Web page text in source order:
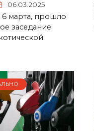
06.03.2025
6 марта, прошло
заседание